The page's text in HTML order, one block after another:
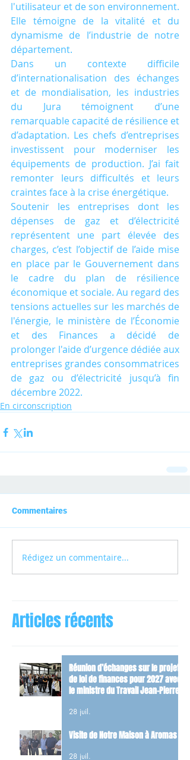
Elle témoigne de la vitalité et du
dynamisme de l’industrie de notre
département.
Dans un contexte difficile
d’internationalisation des échanges
et de mondialisation, les industries
du Jura témoignent d’une
remarquable capacité de résilience et
d’adaptation. Les chefs d’entreprises
investissent pour moderniser les
équipements de production. J’ai fait
remonter leurs difficultés et leurs
craintes face à la crise énergétique.
Soutenir les entreprises dont les
dépenses de gaz et d’électricité
représentent une part élevée des
charges, c’est l’objectif de l’aide mise
en place par le Gouvernement dans
le cadre du plan de résilience
économique et sociale. Au regard des
tensions actuelles sur les marchés de
l'énergie, le ministère de l’Économie
et des Finances a décidé de
prolonger l'aide d’urgence dédiée aux
entreprises grandes consommatrices
de gaz ou d’électricité jusqu’à fin
décembre 2022.
En circonscription
Commentaires
Rédigez un commentaire...
Articles récents
Réunion d’échanges sur le projet
de loi de finances pour 2027 avec
le ministre du Travail Jean-Pierre
28 juil.
Visite de Notre Maison à Aromas
28 juil.